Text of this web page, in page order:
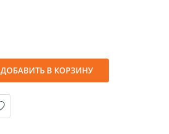
ДОБАВИТЬ В КОРЗИНУ